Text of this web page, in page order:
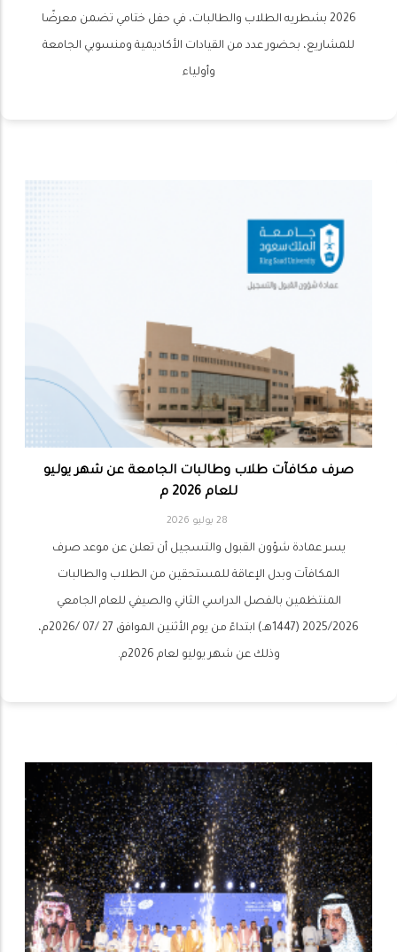
2026 بشطريه الطلاب والطالبات، في حفل ختامي تضمن معرضًا
للمشاريع، بحضور عدد من القيادات الأكاديمية ومنسوبي الجامعة
وأولياء
صرف مكافآت طلاب وطالبات الجامعة عن شهر يوليو
للعام 2026 م
28 يوليو 2026
يسر عمادة شؤون القبول والتسجيل أن تعلن عن موعد صرف
المكافآت وبدل الإعاقة للمستحقين من الطلاب والطالبات
المنتظمين بالفصل الدراسي الثاني والصيفي للعام الجامعي
2025/2026 (1447هـ) ابتداءً من يوم الأثنين الموافق 27 /07 /2026م،
وذلك عن شهر يوليو لعام 2026م.